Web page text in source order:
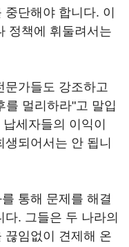
단해야 합니다. 이
정책에 휘둘려서는
문가들도 강조하고
를 멀리하라"고 말입
세자들의 이익이
되어서는 안 됩니
통해 문제를 해결
. 그들은 두 나라의
끊임없이 견제해 온